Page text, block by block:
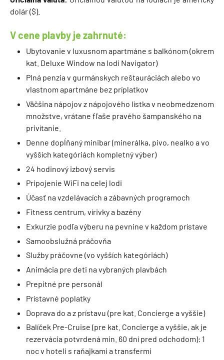
dolár ($).
V cene plavby je zahrnuté:
Ubytovanie v luxusnom apartmáne s balkónom (okrem
kat. Deluxe Window na lodi Navigator)
Plná penzia v gurmánskych reštauráciách alebo vo
vlastnom apartmáne bez príplatkov
Väčšina nápojov z nápojového lístka v neobmedzenom
množstve, vrátane fľaše pravého šampanského na
privítanie.
Denne dopĺňaný minibar (minerálka, pivo, nealko a vo
vyšších kategóriách kompletný výber)
24 hodinový izbový servis
Pripojenie WiFi na celej lodi
Účasť na vzdelávacích a zábavných programoch
Fitness centrum, vírivky a bazény
Exkurzie podľa výberu na pevnine v každom prístave
Samoobslužná práčovňa
Služby práčovne (vo vyšších kategóriách)
Animácia pre deti na vybraných plavbách
Prepitné pre personál
Prístavné poplatky
Doprava do a z prístavu (pre kat. Concierge a vyššie)
Balíček Pre-Cruise (pre kat. Concierge a vyššie, ak je
rezervácia potvrdená min. 60 dní pred odchodom): 1
noc v hoteli s raňajkami a transfermi